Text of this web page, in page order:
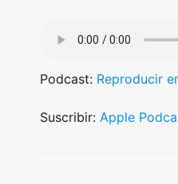
Podcast: Reproducir
Suscribir: Apple